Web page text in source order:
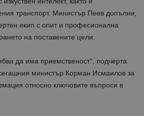
транспорт. Министър Пеев допълни,
екип с опит и професионална
на поставените цели.
да има приемственост“, подчерта
министър Корман Исмаилов за
относно ключовите въпроси в